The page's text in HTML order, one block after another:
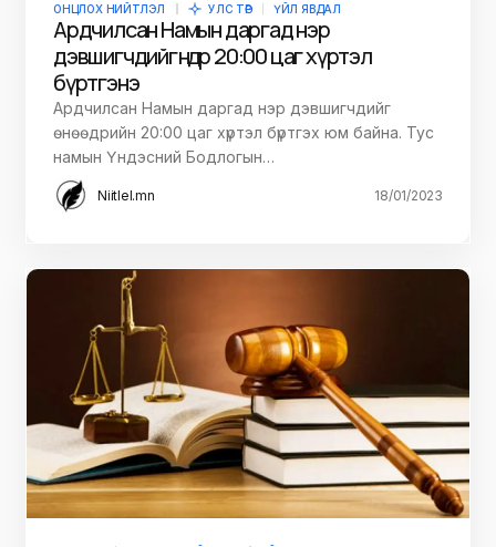
ОНЦЛОХ НИЙТЛЭЛ УЛС ТӨР ҮЙЛ ЯВДАЛ
Ардчилсан Намын даргад нэр
дэвшигчдийг өнөөдөр 20:00 цаг хүртэл
бүртгэнэ
Ардчилсан Намын даргад нэр дэвшигчдийг
өнөөдрийн 20:00 цаг хүртэл бүртгэх юм байна. Тус
намын Үндэсний Бодлогын…
Niitlel.mn 18/01/2023